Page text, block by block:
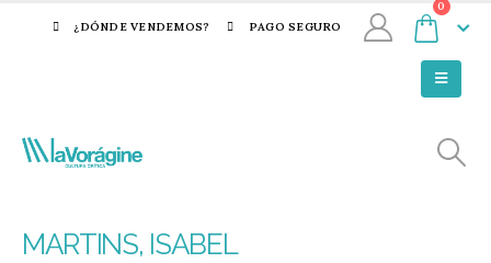
¿DÓNDE VENDEMOS? PAGO SEGURO
0
MARTINS, ISABEL